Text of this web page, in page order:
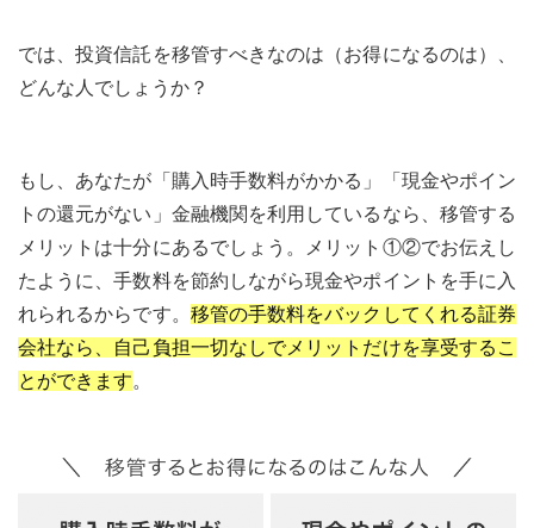
では、投資信託を移管すべきなのは（お得になるのは）、
どんな人でしょうか？
もし、あなたが「購入時手数料がかかる」「現金やポイン
トの還元がない」金融機関を利用しているなら、移管する
メリットは十分にあるでしょう。メリット①②でお伝えし
たように、手数料を節約しながら現金やポイントを手に入
れられるからです。 移管の手数料をバックしてくれる証券
会社なら、自己負担一切なしでメリットだけを享受するこ
とができます。